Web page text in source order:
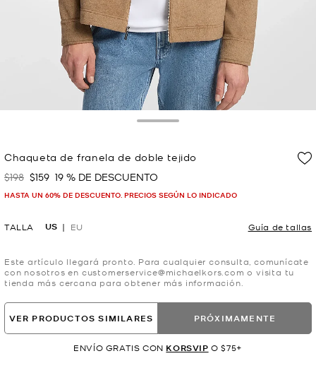
Chaqueta de franela de doble tejido
Era
$198 Ahora
$159 19 % DE DESCUENTO
HASTA UN 60% DE DESCUENTO. PRECIOS SEGÚN LO INDICADO
TALLA US EU Guía de tallas
Este artículo llegará pronto. Para cualquier consulta, comunícate
con nosotros en customerservice@michaelkors.com o visita tu
tienda más cercana para obtener más información.
VER PRODUCTOS SIMILARES PRÓXIMAMENTE
ENVÍO GRATIS CON KORSVIP O $75+